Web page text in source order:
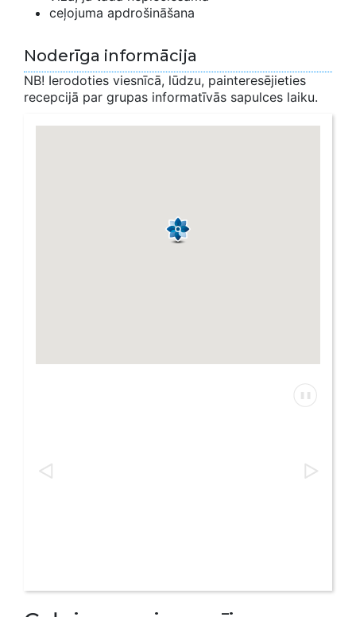
ceļojuma apdrošināšana
Noderīga informācija
NB! Ierodoties viesnīcā, lūdzu, painteresējieties
recepcijā par grupas informatīvās sapulces laiku.